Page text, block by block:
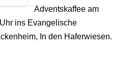
Adventskaffee am
ins Evangelische
In den Haferwiesen.